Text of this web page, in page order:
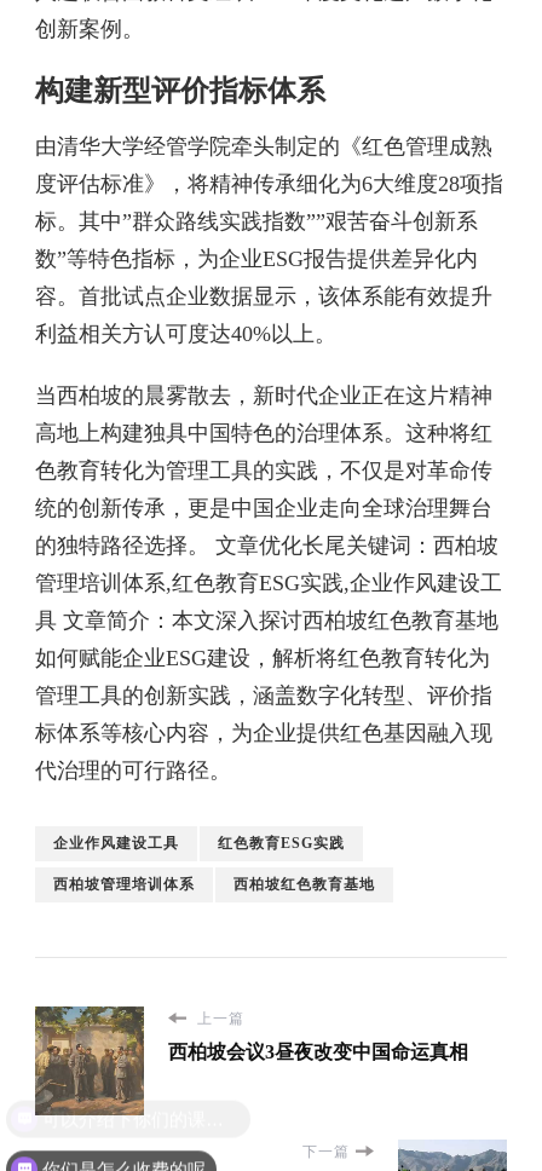
创新案例。
构建新型评价指标体系
由清华大学经管学院牵头制定的《红色管理成熟
度评估标准》，将精神传承细化为6大维度28项指
标。其中”群众路线实践指数””艰苦奋斗创新系
数”等特色指标，为企业ESG报告提供差异化内
容。首批试点企业数据显示，该体系能有效提升
利益相关方认可度达40%以上。
当西柏坡的晨雾散去，新时代企业正在这片精神
高地上构建独具中国特色的治理体系。这种将红
色教育转化为管理工具的实践，不仅是对革命传
统的创新传承，更是中国企业走向全球治理舞台
的独特路径选择。 文章优化长尾关键词：西柏坡
管理培训体系,红色教育ESG实践,企业作风建设工
具 文章简介：本文深入探讨西柏坡红色教育基地
如何赋能企业ESG建设，解析将红色教育转化为
管理工具的创新实践，涵盖数字化转型、评价指
标体系等核心内容，为企业提供红色基因融入现
代治理的可行路径。
企业作风建设工具 红色教育ESG实践
西柏坡管理培训体系 西柏坡红色教育基地
上一篇
西柏坡会议3昼夜改变中国命运真相
下一篇